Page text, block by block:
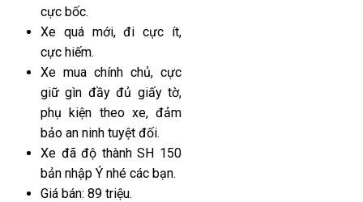
cực bốc.
Xe quá mới, đi cực ít,
cực hiếm.
Xe mua chính chủ, cực
giữ gìn đầy đủ giấy tờ,
phụ kiện theo xe, đảm
bảo an ninh tuyệt đối.
Xe đã độ thành SH 150
bản nhập Ý nhé các bạn.
Giá bán: 89 triệu.